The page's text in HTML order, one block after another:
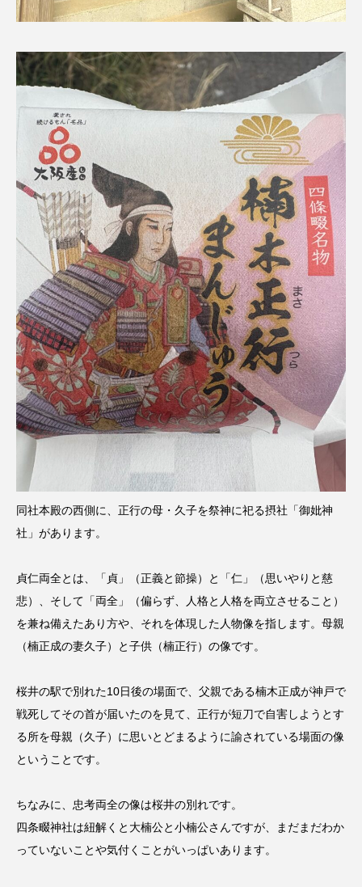
同社本殿の西側に、正行の母・久子を祭神に祀る摂社「御妣神
社」があります。
貞仁両全とは、「貞」（正義と節操）と「仁」（思いやりと慈
悲）、そして「両全」（偏らず、人格と人格を両立させること）
を兼ね備えたあり方や、それを体現した人物像を指します。母親
（楠正成の妻久子）と子供（楠正行）の像です。
桜井の駅で別れた10日後の場面で、父親である楠木正成が神戸で
戦死してその首が届いたのを見て、正行が短刀で自害しようとす
る所を母親（久子）に思いとどまるように諭されている場面の像
ということです。
ちなみに、忠考両全の像は桜井の別れです。
四条畷神社は紐解くと大楠公と小楠公さんですが、まだまだわか
っていないことや気付くことがいっぱいあります。